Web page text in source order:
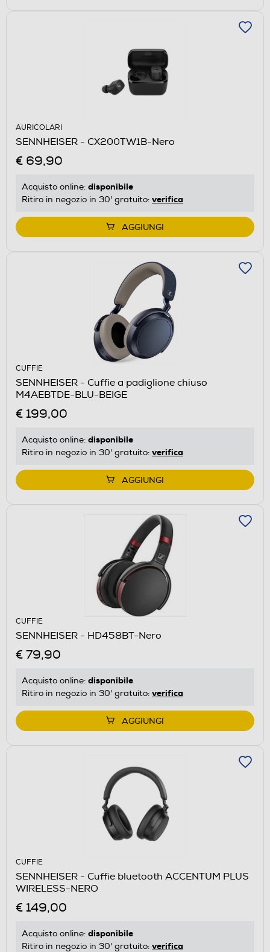
AURICOLARI
SENNHEISER - CX200TW1B-Nero
€ 69,90
Acquisto online: disponibile
Ritiro in negozio in 30' gratuito: verifica
AGGIUNGI
CUFFIE
SENNHEISER - Cuffie a padiglione chiuso
M4AEBTDE-BLU-BEIGE
€ 199,00
Acquisto online: disponibile
Ritiro in negozio in 30' gratuito: verifica
AGGIUNGI
CUFFIE
SENNHEISER - HD458BT-Nero
€ 79,90
Acquisto online: disponibile
Ritiro in negozio in 30' gratuito: verifica
AGGIUNGI
CUFFIE
SENNHEISER - Cuffie bluetooth ACCENTUM PLUS
WIRELESS-NERO
€ 149,00
Acquisto online: disponibile
Ritiro in negozio in 30' gratuito: verifica